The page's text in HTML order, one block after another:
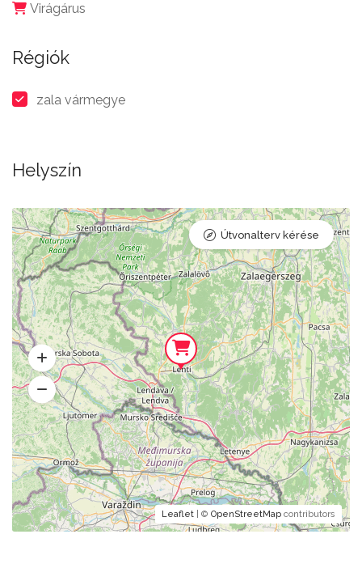
Virágárus
Régiók
zala vármegye
Helyszín
Leaflet | © OpenStreetMap contributors
Útvonalterv kérése